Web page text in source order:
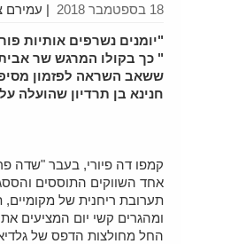
עמירם | 18 בספטמבר 2018
"יומנים נשרפים אותיות
" כך בקולו המרגש שר
ששאב השראה לפזמון
חנינא בן תרדיון שהועלה
קמפו דה פיורי, בעבר "שדה
אחד השווקים התוססים
תערובת ריחנית של מקומיים,
ומהגרים קשי יום המציעים
החל מחולצות הדפס של